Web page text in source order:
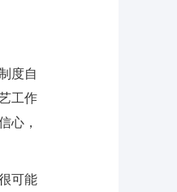
度自
工作
心，
可能